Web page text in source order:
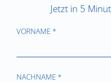
Jetzt in 5
VORNAME *
NACHNAME *